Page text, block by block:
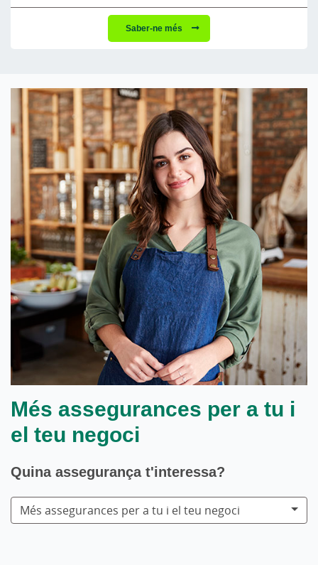
Saber-ne més
Més assegurances per a tu i
el teu negoci
Quina assegurança t'interessa?
Més assegurances per a tu i el teu negoci